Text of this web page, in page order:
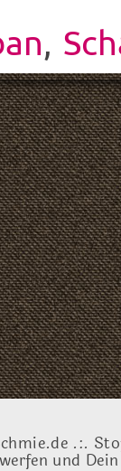
,
.:.
und